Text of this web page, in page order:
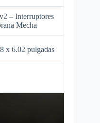
– Interruptores
Mecha
x 6.02 pulgadas